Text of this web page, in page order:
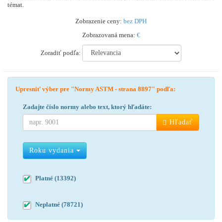
témat.
Zobrazenie ceny: bez DPH
Zobrazovaná mena: €
Zoradiť podľa:
Upresniť výber pre "Normy ASTM - strana 8897" podľa:
Zadajte číslo normy alebo text, ktorý hľadáte:
Hľadať
Roku vydania
Platné (13392)
Neplatné (78721)